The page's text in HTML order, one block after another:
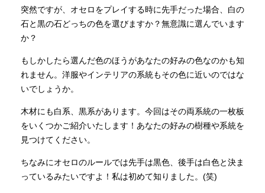
全商品一覧
新入荷情報
納品事例
INFORMATION
MOKUBA CHANNEL
突然ですが、オセロをプレイする時に先手だった場合、白の
石と黒の石どっちの色を選びますか？無意識に選んでいます
か？
もしかしたら選んだ色のほうがあなたの好みの色なのかも知
れません。洋服やインテリアの系統もその色に近いのではな
いでしょうか。
木材にも白系、黒系があります。今回はその両系統の一枚板
をいくつかご紹介いたします！あなたの好みの樹種や系統を
見つけてください。
ちなみにオセロのルールでは先手は黒色、後手は白色と決ま
っているみたいですよ！私は初めて知りました。(笑)